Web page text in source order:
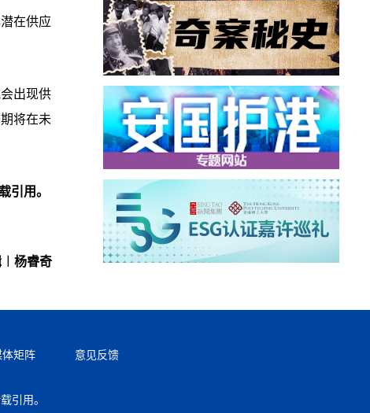
在供应
出现供
将在未
引用。
杨睿奇
体矩阵 意见反馈
引用。